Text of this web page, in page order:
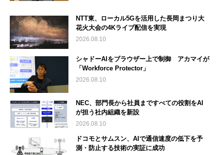
NTT東、ローカル5Gを活用した長岡まつり大
花火大会の4Kライブ配信を実現
2026.08.10
シャドーAIをブラウザー上で制御 アカマイが
「Workforce Protector」
2026.08.10
NEC、部門長から社員まですべての役割をAI
が担う社内組織を新設
2026.08.10
ドコモとサムスン、AIで通信速度の低下を予
測・防止する技術の実証に成功